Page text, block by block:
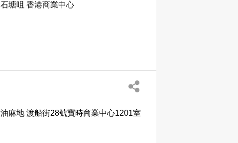
石塘咀 香港商業中心
油麻地 渡船街28號寶時商業中心1201室